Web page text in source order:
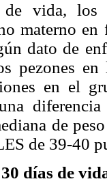
vida, los
materno
dato de
pezones
en el
de
de 39-40
días de